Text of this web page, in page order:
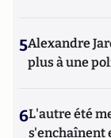
5Alexandre
plus à une
6L'autre été
s'enchaînent